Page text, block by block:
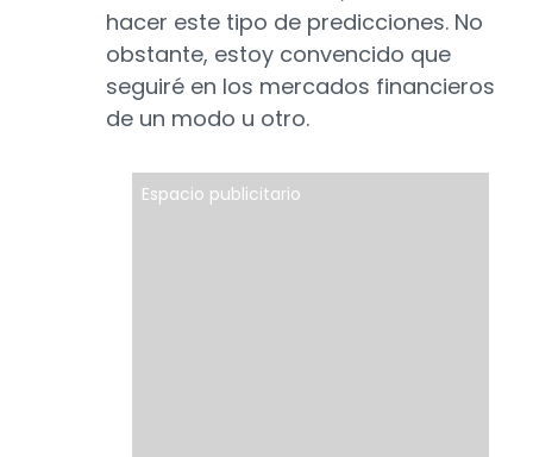
hacer este tipo de predicciones. No
obstante, estoy convencido que
seguiré en los mercados financieros
de un modo u otro.
Espacio publicitario